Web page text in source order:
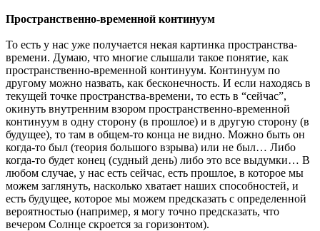
Пространственно-временной континуум
То есть у нас уже получается некая картинка пространства-
времени. Думаю, что многие слышали такое понятие, как
пространственно-временной континуум. Континуум по
другому можно назвать, как бесконечность. И если находясь в
текущей точке пространства-времени, то есть в “сейчас”,
окинуть внутренним взором пространственно-временной
континуум в одну сторону (в прошлое) и в другую сторону (в
будущее), то там в общем-то конца не видно. Можно быть он
когда-то был (теория большого взрыва) или не был… Либо
когда-то будет конец (судный день) либо это все выдумки… В
любом случае, у нас есть сейчас, есть прошлое, в которое мы
можем заглянуть, насколько хватает наших способностей, и
есть будущее, которое мы можем предсказать с определенной
вероятностью (например, я могу точно предсказать, что
вечером Солнце скроется за горизонтом).